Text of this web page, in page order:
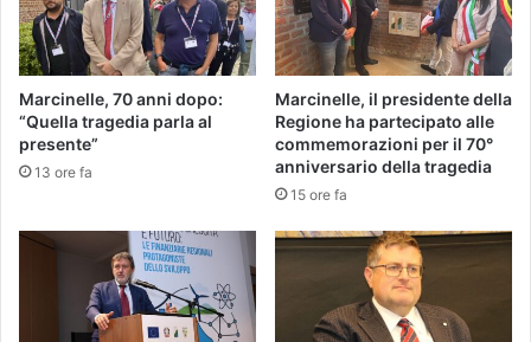
Marcinelle, 70 anni dopo:
“Quella tragedia parla al
presente”
13 ore fa
Marcinelle, il presidente della
Regione ha partecipato alle
commemorazioni per il 70°
anniversario della tragedia
15 ore fa